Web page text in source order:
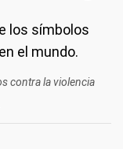
contra la violencia